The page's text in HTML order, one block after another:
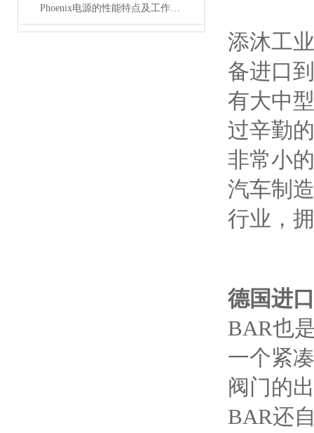
Phoenix电源的性能特点及工作温度分析
添沐工
备进口
有大中
过辛勤
非常小
汽车制
行业，
德国进
BAR也
一个紧
阀门的
BAR还